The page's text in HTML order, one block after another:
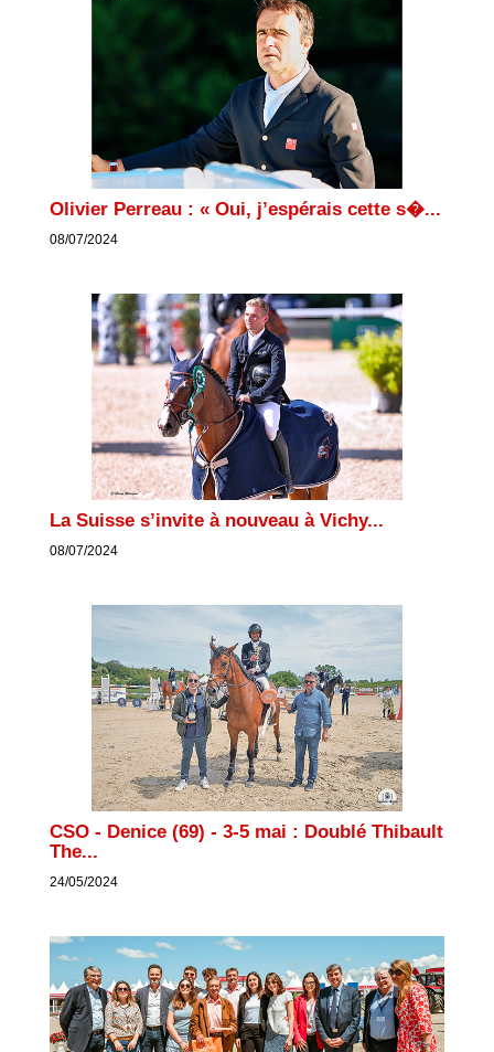
Olivier Perreau : « Oui, j’espérais cette s�...
08/07/2024
La Suisse s’invite à nouveau à Vichy...
08/07/2024
CSO - Denice (69) - 3-5 mai : Doublé Thibault
The...
24/05/2024